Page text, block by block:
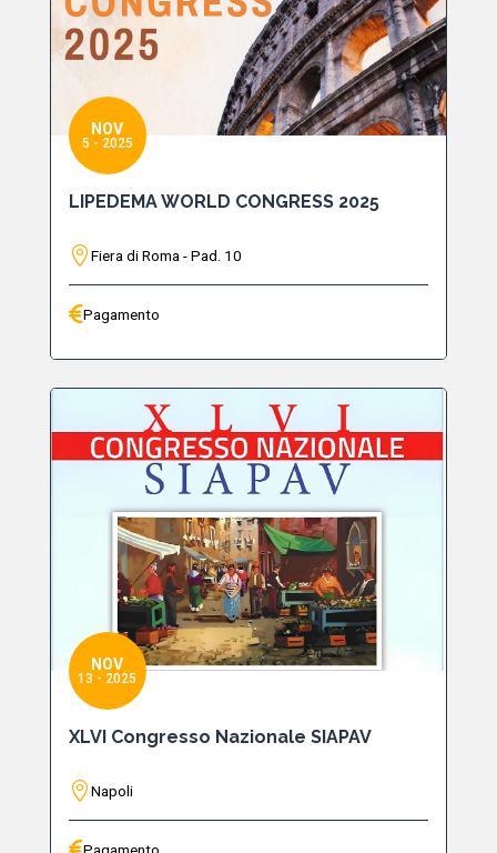
NOV
5 - 2025
LIPEDEMA WORLD CONGRESS 2025
Fiera di Roma - Pad. 10
Pagamento
NOV
13 - 2025
XLVI Congresso Nazionale SIAPAV
Napoli
Pagamento